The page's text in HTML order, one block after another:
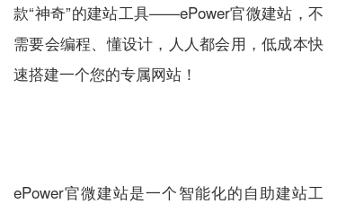
款“神奇”的建站工具——ePower官微建站 ，不
需要会编程、懂设计，人人都会用，低成本快
速搭建一个您的专属网站！
ePower官微建站是一个智能化的自助建站工